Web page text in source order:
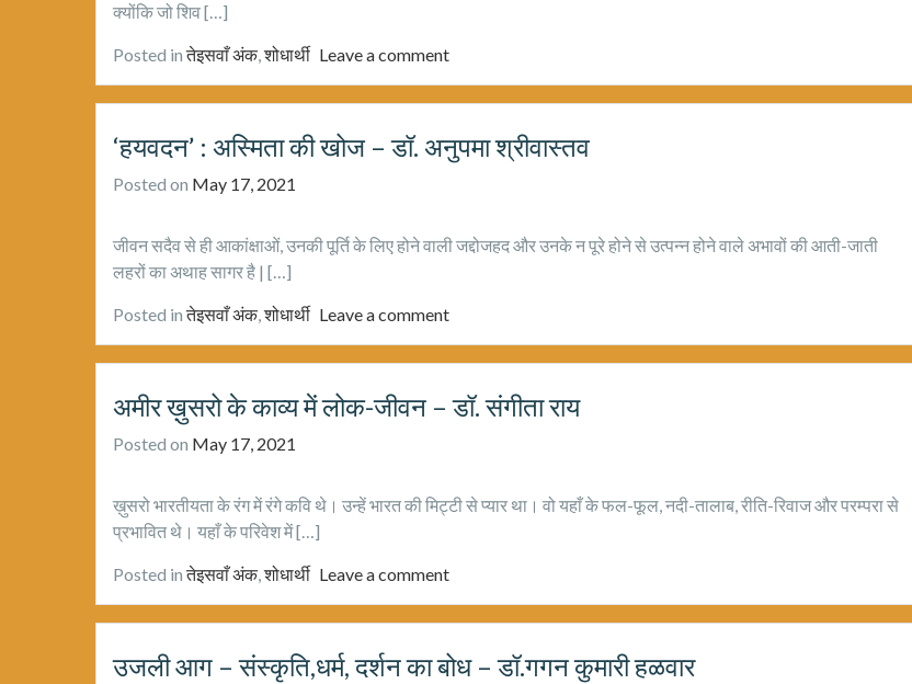
क्योंकि जो शिव […]
Posted inतेइसवाँ अंक,शोधार्थी Leave a comment
‘हयवदन’ : अस्मिता की खोज – डॉ. अनुपमा श्रीवास्तव
Posted on May 17, 2021
जीवन सदैव से ही आकांक्षाओं, उनकी पूर्ति के लिए होने वाली जद्दोजहद और उनके न पूरे होने से उत्पन्न होने वाले अभावों की आती-जाती
लहरों का अथाह सागर है | […]
Posted inतेइसवाँ अंक,शोधार्थी Leave a comment
अमीर ख़ुसरो के काव्य में लोक-जीवन – डॉ. संगीता राय
Posted on May 17, 2021
ख़ुसरो भारतीयता के रंग में रंगे कवि थे। उन्हें भारत की मिट्टी से प्यार था। वो यहाँ के फल-फूल, नदी-तालाब, रीति-रिवाज और परम्परा से
प्रभावित थे। यहाँ के परिवेश में […]
Posted inतेइसवाँ अंक,शोधार्थी Leave a comment
उजली आग – संस्कृति,धर्म, दर्शन का बोध – डॉ.गगन कुमारी हळवार